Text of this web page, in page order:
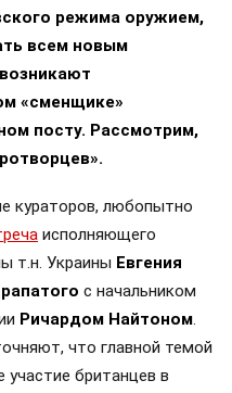
режима оружием,
всем новым
«сменщике»
посту. Рассмотрим,
кураторов, любопытно
исполняющего
т.н. Украины Евгения
с начальником
Ричардом Найтоном.
что главной темой
британцев в